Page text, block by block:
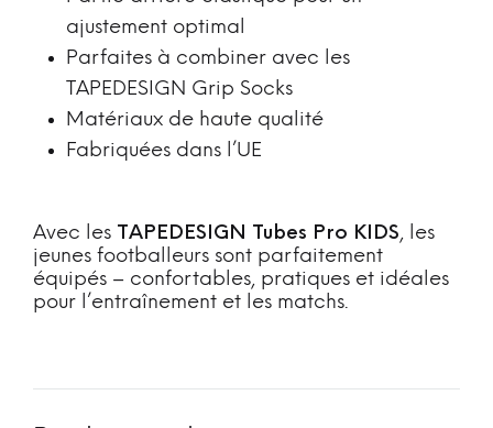
ajustement optimal
Parfaites à combiner avec les
TAPEDESIGN Grip Socks
Matériaux de haute qualité
Fabriquées dans l’UE
Avec les TAPEDESIGN Tubes Pro KIDS, les
jeunes footballeurs sont parfaitement
équipés – confortables, pratiques et idéales
pour l’entraînement et les matchs.